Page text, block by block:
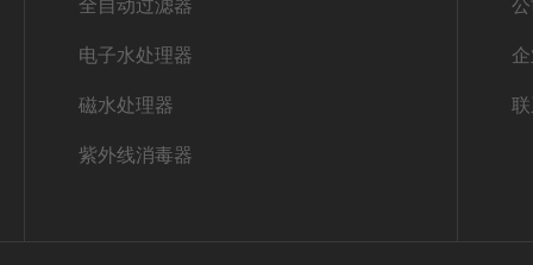
全自动过滤器
电子水处理器
磁水处理器
紫外线消毒器